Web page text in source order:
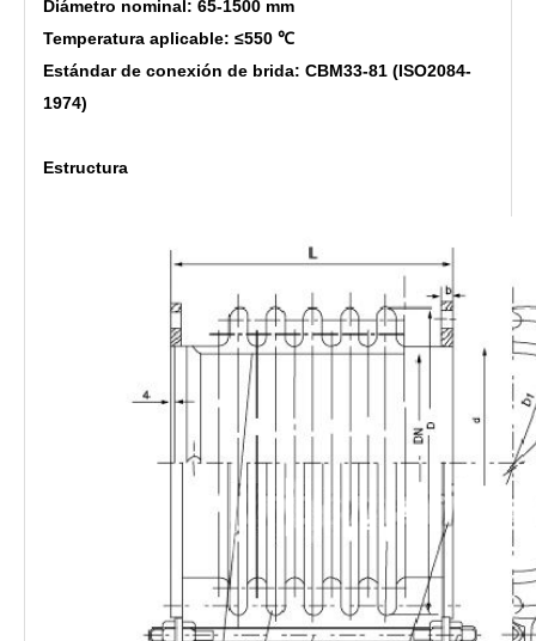
Diámetro nominal: 65-1500 mm
Temperatura aplicable: ≤550 ℃
Estándar de conexión de brida: CBM33-81 (ISO2084-
1974)
Estructura